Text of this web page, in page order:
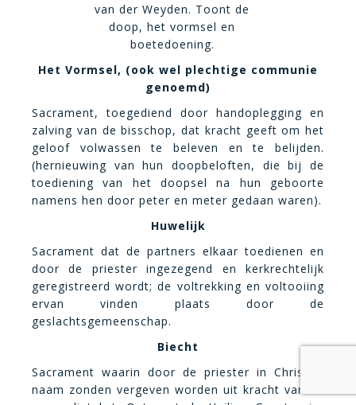
van der Weyden. Toont de
doop, het vormsel en
boetedoening.
Het Vormsel, (ook wel plechtige communie
genoemd)
Sacrament, toegediend door handoplegging en
zalving van de bisschop, dat kracht geeft om het
geloof volwassen te beleven en te belijden.
(hernieuwing van hun doopbeloften, die bij de
toediening van het doopsel na hun geboorte
namens hen door peter en meter gedaan waren).
Huwelijk
Sacrament dat de partners elkaar toedienen en
door de priester ingezegend en kerkrechtelijk
geregistreerd wordt; de voltrekking en voltooiing
ervan vinden plaats door de
geslachtsgemeenschap.
Biecht
Sacrament waarin door de priester in Christus’
naam zonden vergeven worden uit kracht van de